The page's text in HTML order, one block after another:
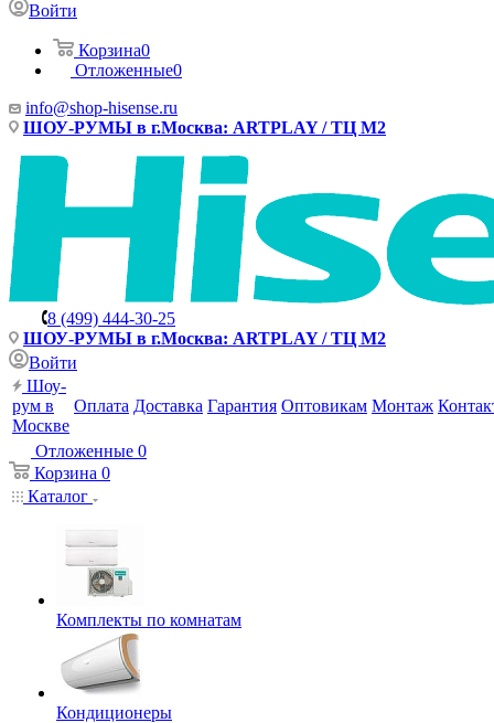
Войти
Корзина0
Отложенные0
info@shop-hisense.ru
ШОУ-РУМЫ в г.Москва: ARTPLAY / ТЦ М2
8 (499) 444-30-25
ШОУ-РУМЫ в г.Москва: ARTPLAY / ТЦ М2
Войти
Шоу-
рум в
Москве
Оплата Доставка Гарантия Оптовикам Монтаж
Отложенные 0
Корзина 0
Каталог
Комплекты по комнатам
Кондиционеры